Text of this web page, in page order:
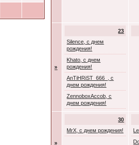
»
23
Silence, с днем
рождения!
Khato, с днем
рождения!
AnTiHRiST_666_, с
днем рождения!
ZennoboxAccob, с
днем рождения!
»
30
MrX, с днем рождения!